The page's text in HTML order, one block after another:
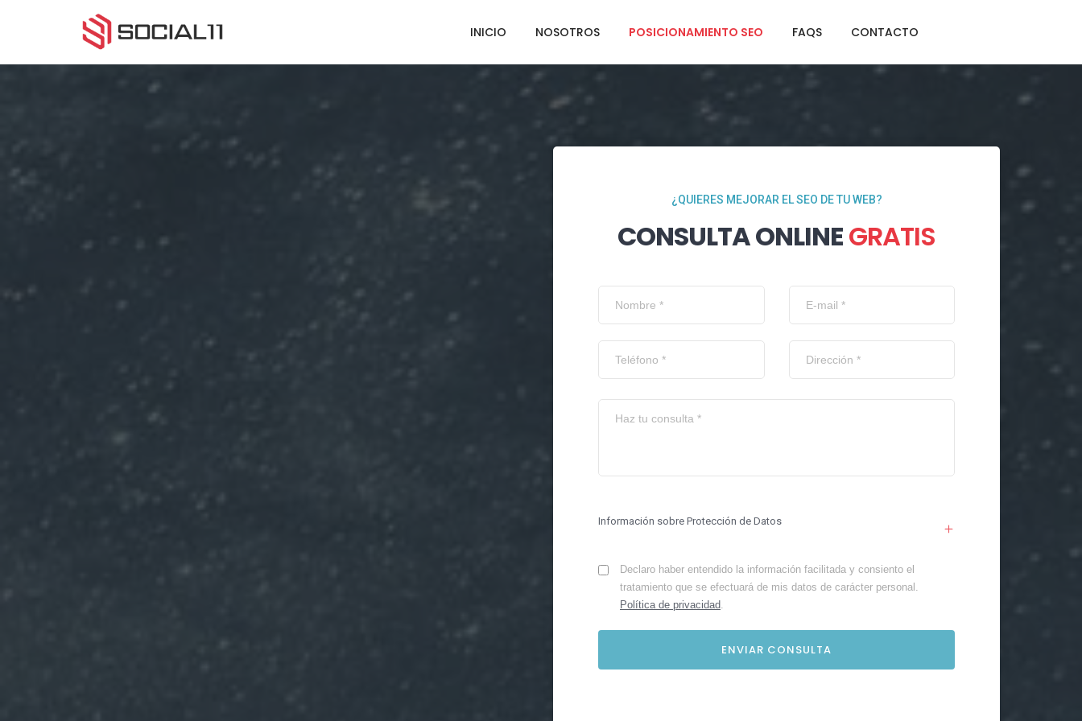
INICIO NOSOTROS POSICIONAMIENTO SEO FAQS CONTACTO
¿QUIERES MEJORAR EL SEO DE TU WEB?
CONSULTA ONLINEGRATIS
Información sobre Protección de Datos
Declaro haber entendido la información facilitada y consiento el
tratamiento que se efectuará de mis datos de carácter personal.
Política de privacidad.